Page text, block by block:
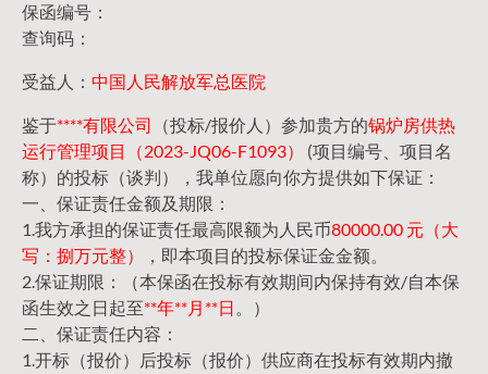
保函编号：
查询码：
受益人： 中国人民解放军总医院
鉴于****有限公司 （投标/报价人）参加贵方的锅炉房供热
运行管理项目（2023-JQ06-F1093）
(项目编号、项目名
称）的投标（谈判），我单位愿向你方提供如下保证：
一、保证责任金额及期限：
1.我方承担的保证责任最高限额为人民币80000.00 元（大
写：捌万元整）
，即本项目的投标保证金金额。
2.保证期限：（本保函在投标有效期间内保持有效/自本保
函生效之日起至**年**月**日 。）
二、保证责任内容：
1.开标（报价）后投标（报价）供应商在投标有效期内撤